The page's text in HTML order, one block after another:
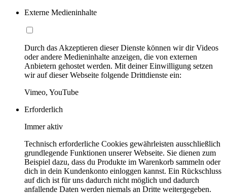
Externe Medieninhalte
Durch das Akzeptieren dieser Dienste können wir dir Videos
oder andere Medieninhalte anzeigen, die von externen
Anbietern gehostet werden. Mit deiner Einwilligung setzen
wir auf dieser Webseite folgende Drittdienste ein:
Vimeo, YouTube
Erforderlich
Immer aktiv
Technisch erforderliche Cookies gewährleisten ausschließlich
grundlegende Funktionen unserer Webseite. Sie dienen zum
Beispiel dazu, dass du Produkte im Warenkorb sammeln oder
dich in dein Kundenkonto einloggen kannst. Ein Rückschluss
auf dich ist für uns dadurch nicht möglich und dadurch
anfallende Daten werden niemals an Dritte weitergegeben.